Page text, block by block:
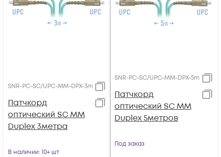
SNR-PC-SC/UPC-MM-DPX-3m
Патчкорд
оптический SC MM
Duplex 3метра
В наличии: 10+ шт
SNR-PC-SC/UPC-MM-DPX-5m
Патчкорд
оптический SC MM
Duplex 5метров
Под заказ